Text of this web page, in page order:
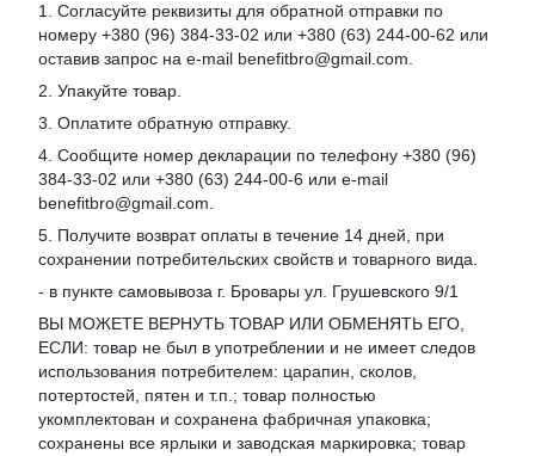
1. Согласуйте реквизиты для обратной отправки по
номеру +380 (96) 384-33-02 или +380 (63) 244-00-62 или
оставив запрос на e-mail benefitbro@gmail.com.
2. Упакуйте товар.
3. Оплатите обратную отправку.
4. Сообщите номер декларации по телефону +380 (96)
384-33-02 или +380 (63) 244-00-6 или e-mail
benefitbro@gmail.com.
5. Получите возврат оплаты в течение 14 дней, при
сохранении потребительских свойств и товарного вида.
- в пункте самовывоза г. Бровары ул. Грушевского 9/1
ВЫ МОЖЕТЕ ВЕРНУТЬ ТОВАР ИЛИ ОБМЕНЯТЬ ЕГО,
ЕСЛИ: товар не был в употреблении и не имеет следов
использования потребителем: царапин, сколов,
потертостей, пятен и т.п.; товар полностью
укомплектован и сохранена фабричная упаковка;
сохранены все ярлыки и заводская маркировка; товар